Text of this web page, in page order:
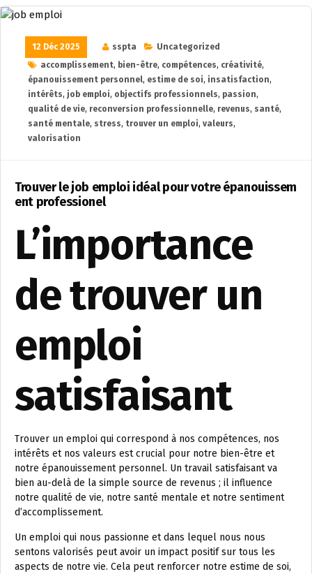
12 Déc 2025 sspta
Uncategorized
accomplissement, bien-être, compétences, créativité,
épanouissement personnel, estime de soi, insatisfaction,
intérêts, job emploi, objectifs professionnels, passion,
qualité de vie, reconversion professionnelle, revenus, santé,
santé mentale, stress, trouver un emploi, valeurs,
valorisation
Trouver le job emploi idéal pour votre épanouissem
ent professionel
L’importance
de trouver un
emploi
satisfaisant
Trouver un emploi qui correspond à nos compétences, nos
intérêts et nos valeurs est crucial pour notre bien-être et
notre épanouissement personnel. Un travail satisfaisant va
bien au-delà de la simple source de revenus ; il influence
notre qualité de vie, notre santé mentale et notre sentiment
d’accomplissement.
Un emploi qui nous passionne et dans lequel nous nous
sentons valorisés peut avoir un impact positif sur tous les
aspects de notre vie. Cela peut renforcer notre estime de soi,